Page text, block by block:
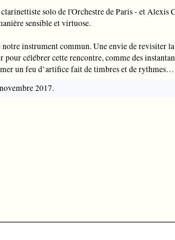
solo de l'Orchestre de Paris - et Alexis
sensible et virtuose.
instrument commun. Une envie de revisiter
célébrer cette rencontre, comme des
un feu d’artifice fait de timbres et de
2017.